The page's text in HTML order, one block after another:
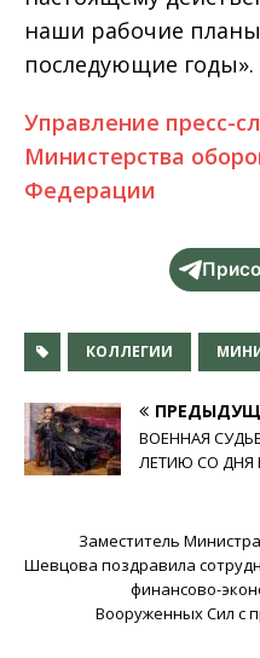
наши рабочие
последующие годы».
Управление пресс-
Министерства
Федерации
КОЛЛЕГИИ
ВОЕННАЯ
ЛЕТИЮ СО ДНЯ
Заместитель
Шевцова поздравила
финансово-
Вооруженных Сил с